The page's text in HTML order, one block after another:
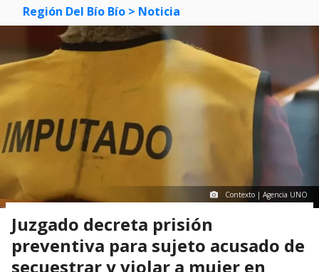
Región Del Bío Bío > Noticia
Contexto | Agencia UNO
Juzgado decreta prisión
preventiva para sujeto acusado de
secuestrar y violar a mujer en